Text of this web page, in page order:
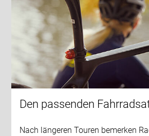
Den passenden
Nach längeren Touren bemerken